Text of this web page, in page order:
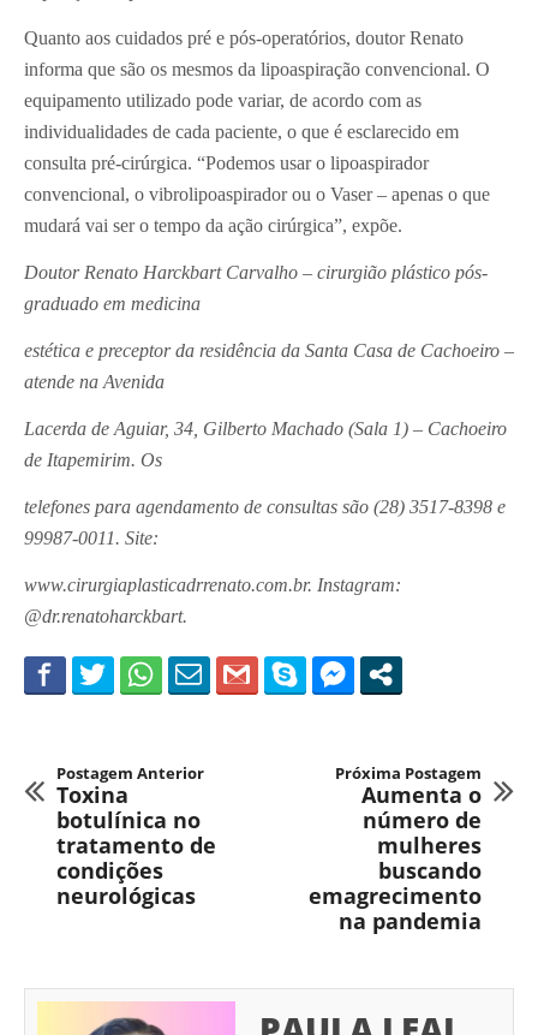
Quanto aos cuidados pré e pós-operatórios, doutor Renato
informa que são os mesmos da lipoaspiração convencional. O
equipamento utilizado pode variar, de acordo com as
individualidades de cada paciente, o que é esclarecido em
consulta pré-cirúrgica. “Podemos usar o lipoaspirador
convencional, o vibrolipoaspirador ou o Vaser – apenas o que
mudará vai ser o tempo da ação cirúrgica”, expõe.
Doutor Renato Harckbart Carvalho – cirurgião plástico pós-
graduado em medicina
estética e preceptor da residência da Santa Casa de Cachoeiro –
atende na Avenida
Lacerda de Aguiar, 34, Gilberto Machado (Sala 1) – Cachoeiro
de Itapemirim. Os
telefones para agendamento de consultas são (28) 3517-8398 e
99987-0011. Site:
www.cirurgiaplasticadrrenato.com.br. Instagram:
@dr.renatoharckbart.
Postagem Anterior
Toxina
botulínica no
tratamento de
condições
neurológicas
Próxima Postagem
Aumenta o
número de
mulheres
buscando
emagrecimento
na pandemia